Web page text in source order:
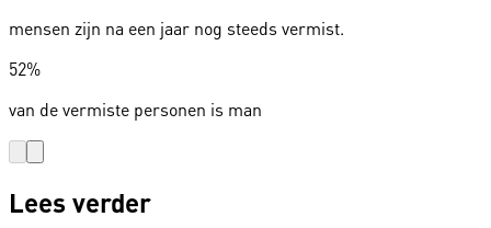
mensen zijn na een jaar nog steeds vermist.
52%
van de vermiste personen is man
Lees verder